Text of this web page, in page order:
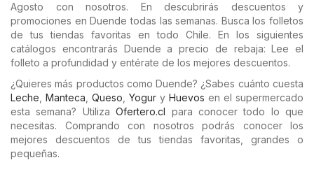
Agosto con nosotros. En descubrirás descuentos y
promociones en Duende todas las semanas. Busca los folletos
de tus tiendas favoritas en todo Chile. En los siguientes
catálogos encontrarás Duende a precio de rebaja: Lee el
folleto a profundidad y entérate de los mejores descuentos.
¿Quieres más productos como Duende? ¿Sabes cuánto cuesta
Leche Manteca Queso Yogur y Huevos en el supermercado
esta semana? UtilizaOfertero.cl para conocer todo lo que
necesitas. Comprando con nosotros podrás conocer los
mejores descuentos de tus tiendas favoritas, grandes o
pequeñas.